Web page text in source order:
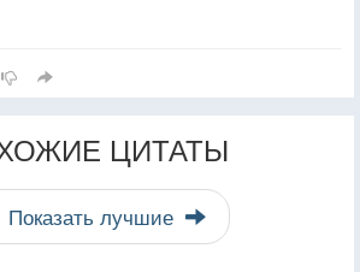
ЦИТАТЫ
Показать лучшие